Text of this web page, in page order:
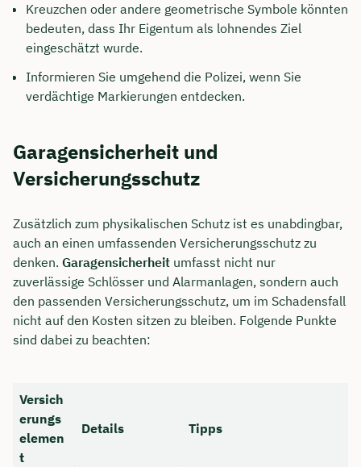
Kreuzchen oder andere geometrische Symbole könnten
bedeuten, dass Ihr Eigentum als lohnendes Ziel
eingeschätzt wurde.
Informieren Sie umgehend die Polizei, wenn Sie
verdächtige Markierungen entdecken.
Garagensicherheit und
Versicherungsschutz
Zusätzlich zum physikalischen Schutz ist es unabdingbar,
auch an einen umfassenden Versicherungsschutz zu
denken. Garagensicherheit umfasst nicht nur
zuverlässige Schlösser und Alarmanlagen, sondern auch
den passenden Versicherungsschutz, um im Schadensfall
nicht auf den Kosten sitzen zu bleiben. Folgende Punkte
sind dabei zu beachten:
Versich
erungs
elemen
t
Details Tipps